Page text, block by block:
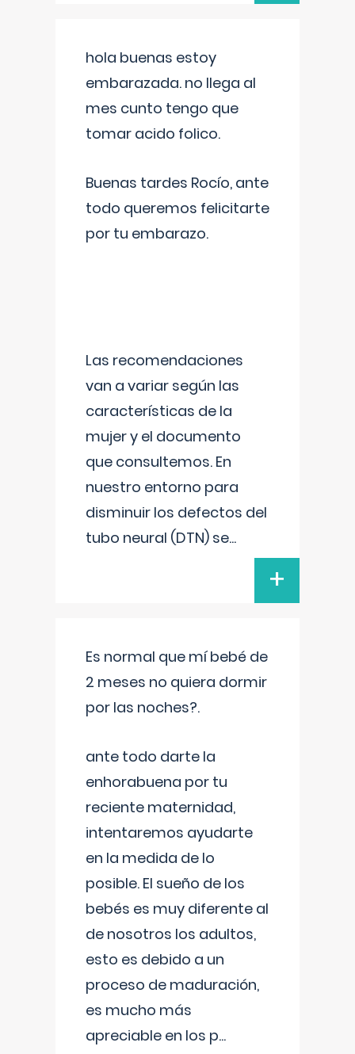
hola buenas estoy
embarazada. no llega al
mes cunto tengo que
tomar acido folico.
Buenas tardes Rocío, ante
todo queremos felicitarte
por tu embarazo.
Las recomendaciones
van a variar según las
características de la
mujer y el documento
que consultemos. En
nuestro entorno para
disminuir los defectos del
tubo neural (DTN) se...
+
Es normal que mí bebé de
2 meses no quiera dormir
por las noches?.
ante todo darte la
enhorabuena por tu
reciente maternidad,
intentaremos ayudarte
en la medida de lo
posible. El sueño de los
bebés es muy diferente al
de nosotros los adultos,
esto es debido a un
proceso de maduración,
es mucho más
apreciable en los p...